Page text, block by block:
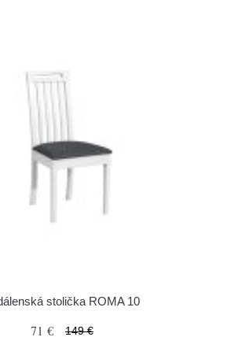
stolička ROMA 10
71 € 149 €